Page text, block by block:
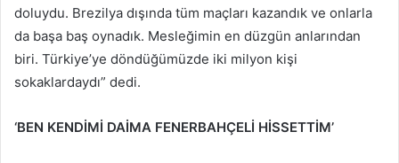
doluydu. Brezilya dışında tüm maçları kazandık ve onlarla
da başa baş oynadık. Mesleğimin en düzgün anlarından
biri. Türkiye’ye döndüğümüzde iki milyon kişi
sokaklardaydı” dedi.
‘BEN KENDİMİ DAİMA FENERBAHÇELİ HİSSETTİM’